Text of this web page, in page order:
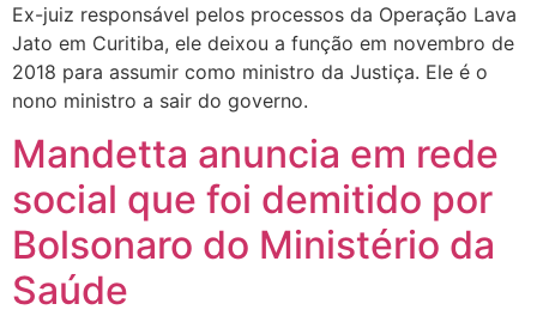
Ex-juiz responsável pelos processos da Operação Lava
Jato em Curitiba, ele deixou a função em novembro de
2018 para assumir como ministro da Justiça. Ele é o
nono ministro a sair do governo.
Mandetta anuncia em rede
social que foi demitido por
Bolsonaro do Ministério da
Saúde